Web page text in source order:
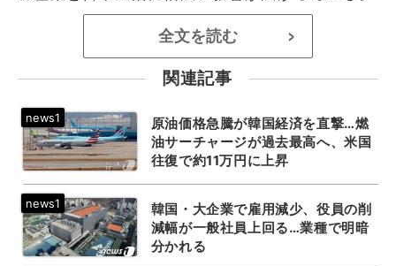
全文を読む >
関連記事
原油価格急騰が韓国経済を直撃…燃
油サーチャージが過去最高へ、米国
往復で約11万円に上昇
韓国・大企業で雇用減少、役員の削
減幅が一般社員上回る…業種で明暗
分かれる